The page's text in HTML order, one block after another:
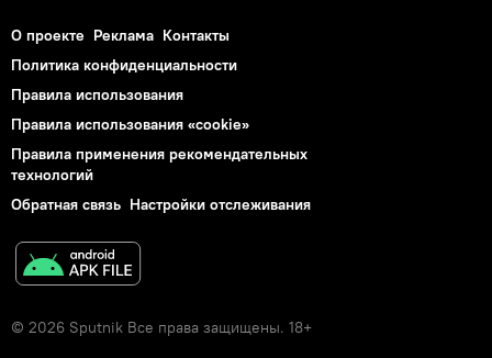
О проекте Реклама Контакты
Политика конфиденциальности
Правила использования
Правила использования «cookie»
Правила применения рекомендательных
технологий
Обратная связь Настройки отслеживания
© 2026 Sputnik Все права защищены. 18+